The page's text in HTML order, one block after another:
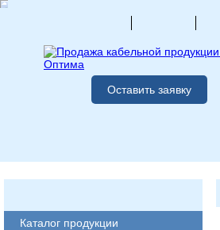
Оставить заявку
Каталог продукции